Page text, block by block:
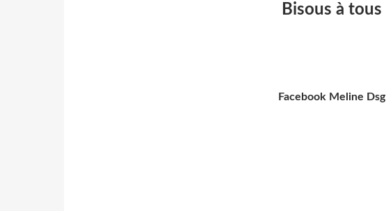
Bisous à tous
Facebook Meline Dsg